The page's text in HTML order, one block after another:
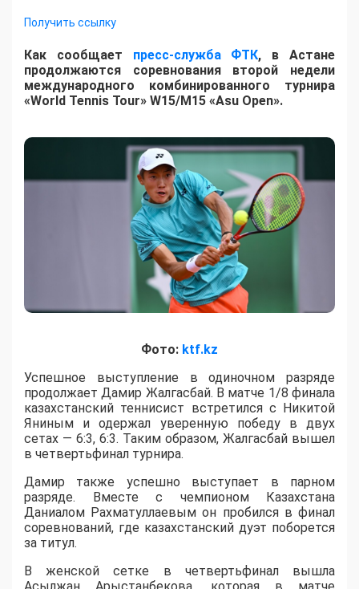
Получить ссылку
Как сообщает пресс-служба ФТК, в Астане
продолжаются соревнования второй недели
международного комбинированного турнира
«World Tennis Tour» W15/M15 «Asu Open».
Фото: ktf.kz
Успешное выступление в одиночном разряде
продолжает Дамир Жалгасбай. В матче 1/8 финала
казахстанский теннисист встретился с Никитой
Яниным и одержал уверенную победу в двух
сетах — 6:3, 6:3. Таким образом, Жалгасбай вышел
в четвертьфинал турнира.
Дамир также успешно выступает в парном
разряде. Вместе с чемпионом Казахстана
Даниалом Рахматуллаевым он пробился в финал
соревнований, где казахстанский дуэт поборется
за титул.
В женской сетке в четвертьфинал вышла